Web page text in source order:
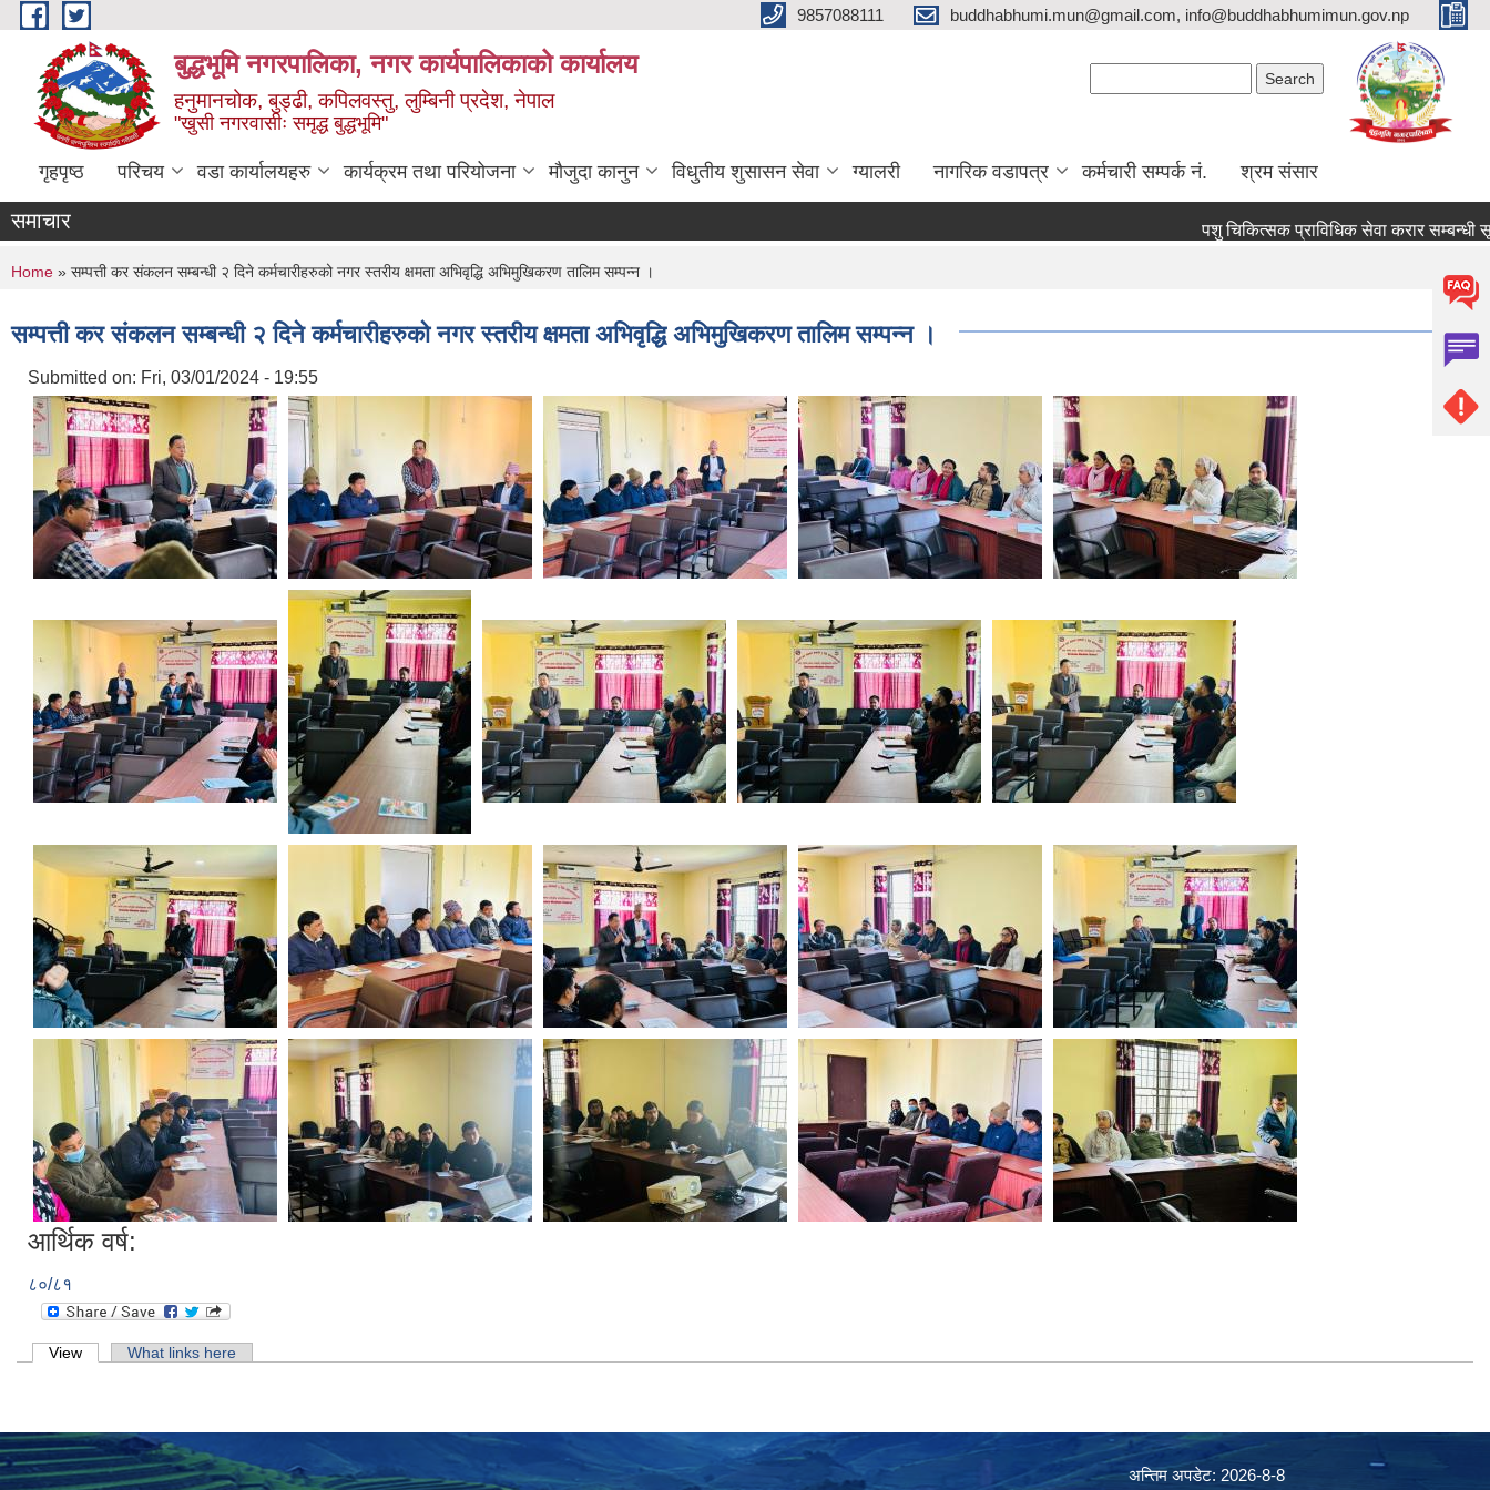
Skip to main content 9857088111 buddhabhumi.mun@gmail.com, info@buddhabhumimun.gov.np
बुद्धभूमि नगरपालिका, नगर कार्यपालिकाको कार्यालय
हनुमानचोक, बुड्ढी, कपिलवस्तु, लुम्बिनी प्रदेश, नेपाल
"खुसी नगरवासीः समृद्ध बुद्धभूमि"
गृहपृष्ठ परिचय वडा कार्यालयहरु कार्यक्रम तथा परियोजना मौजुदा कानुन विधुतीय शुसासन सेवा ग्यालरी नागरिक वडापत्र कर्मचारी सम्पर्क नं. श्रम संसार
समाचार पशु चिकित्सक प्राविधिक सेवा करार सम्बन्धी सूचना !
You are here
Home » सम्पत्ती कर संकलन सम्बन्धी २ दिने कर्मचारीहरुको नगर स्तरीय क्षमता अभिवृद्धि अभिमुखिकरण तालिम सम्पन्न ।
सम्पत्ती कर संकलन सम्बन्धी २ दिने कर्मचारीहरुको नगर स्तरीय क्षमता अभिवृद्धि अभिमुखिकरण तालिम सम्पन्न ।
Submitted on: Fri, 03/01/2024 - 19:55
आर्थिक वर्ष:
८०/८१
Primary tabs
View (active tab)What links here
अन्तिम अपडेट: 2026-8-8